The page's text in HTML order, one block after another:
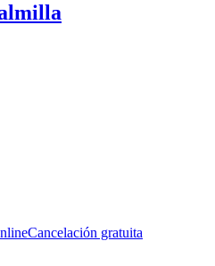
Cancelación gratuita